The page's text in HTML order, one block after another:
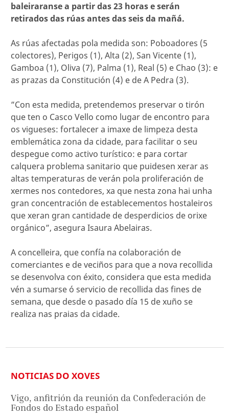
baleiraranse a partir das 23 horas e serán
retirados das rúas antes das seis da mañá.
As rúas afectadas pola medida son: Poboadores (5
colectores), Perigos (1), Alta (2), San Vicente (1),
Gamboa (1), Oliva (7), Palma (1), Real (5) e Chao (3): e
as prazas da Constitución (4) e de A Pedra (3).
”Con esta medida, pretendemos preservar o tirón
que ten o Casco Vello como lugar de encontro para
os vigueses: fortalecer a imaxe de limpeza desta
emblemática zona da cidade, para facilitar o seu
despegue como activo turístico: e para cortar
calquera problema sanitario que puidesen xerar as
altas temperaturas de verán pola proliferación de
xermes nos contedores, xa que nesta zona hai unha
gran concentración de establecementos hostaleiros
que xeran gran cantidade de desperdicios de orixe
orgánico”, asegura Isaura Abelairas.
A concelleira, que confía na colaboración de
comerciantes e de veciños para que a nova recollida
se desenvolva con éxito, considera que esta medida
vén a sumarse ó servicio de recollida das fines de
semana, que desde o pasado día 15 de xuño se
realiza nas praias da cidade.
NOTICIAS DO XOVES
Vigo, anfitrión da reunión da Confederación de
Fondos do Estado español